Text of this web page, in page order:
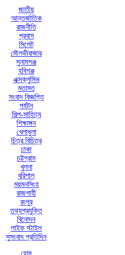
জাতীয়
আন্তর্জাতিক
রাজনীতি
প্রবাস
সিলেট
মৌলভীবাজার
সুনামগঞ্জ
হবিগঞ্জ
এক্সক্লুসিভ
মতামত
সংবাদ বিজ্ঞপ্তি
পর্যটন
শিল্প-সাহিত্য
শিক্ষাঙ্গন
খেলাধুলা
চিত্র বিচিত্র
ঢাকা
চট্টগ্রাম
খুলনা
বরিশাল
ময়মনসিংহ
রাজশাহী
রংপুর
তথ্যপ্রযুক্তি
বিনোদন
লাইফ স্টাইল
সুসংবাদ প্রতিদিন